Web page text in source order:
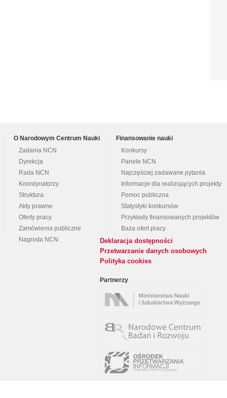
O Narodowym Centrum Nauki
Zadania NCN
Dyrekcja
Rada NCN
Koordynatorzy
Struktura
Akty prawne
Oferty pracy
Zamówienia publiczne
Nagroda NCN
Finansowanie nauki
Konkursy
Panele NCN
Najczęściej zadawane pytania
Informacje dla realizujących projekty
Pomoc publiczna
Statystyki konkursów
Przykłady finansowanych projektów
Baza ofert pracy
Deklaracja dostępności
Przetwarzanie danych osobowych
Polityka cookies
Partnerzy